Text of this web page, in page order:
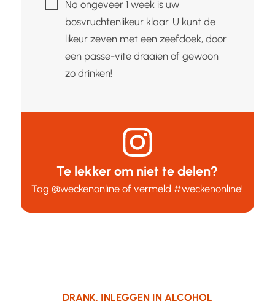
Na ongeveer 1 week is uw
bosvruchtenlikeur klaar. U kunt de
likeur zeven met een zeefdoek, door
een passe-vite draaien of gewoon
zo drinken!
Te lekker om niet te delen?
Tag@weckenonline of vermeld#weckenonline!
DRANK, INLEGGEN IN ALCOHOL